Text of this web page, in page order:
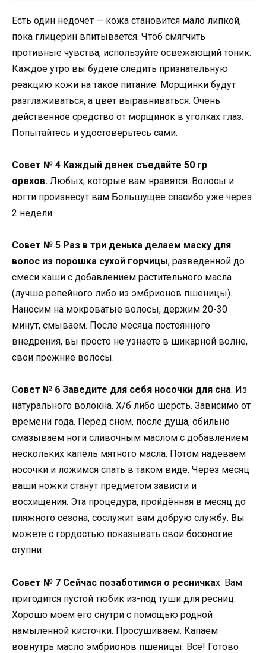
Есть один недочет — кожа становится мало липкой,
пока глицерин впитывается. Чтоб смягчить
противные чувства, используйте освежающий тоник.
Каждое утро вы будете следить признательную
реакцию кожи на такое питание. Морщинки будут
разглаживаться, а цвет выравниваться. Очень
действенное средство от морщинок в уголках глаз.
Попытайтесь и удостоверьтесь сами.
Совет № 4 Каждый денек съедайте 50 гр
орехов. Любых, которые вам нравятся. Волосы и
ногти произнесут вам Большущее спасибо уже через
2 недели.
Совет № 5 Раз в три денька делаем маску для
волос из порошка сухой горчицы, разведенной до
смеси каши с добавлением растительного масла
(лучше репейного либо из эмбрионов пшеницы).
Наносим на мокроватые волосы, держим 20-30
минут, смываем. После месяца постоянного
внедрения, вы просто не узнаете в шикарной волне,
свои прежние волосы.
Совет № 6 Заведите для себя носочки для сна. Из
натурального волокна. Х/б либо шерсть. Зависимо от
времени года. Перед сном, после душа, обильно
смазываем ноги сливочным маслом с добавлением
нескольких капель мятного масла. Потом надеваем
носочки и ложимся спать в таком виде. Через месяц
ваши ножки станут предметом зависти и
восхищения. Эта процедура, пройдённая в месяц до
пляжного сезона, сослужит вам добрую службу. Вы
можете с гордостью показывать свои босоногие
ступни.
Совет № 7 Сейчас позаботимся о ресничках. Вам
пригодится пустой тюбик из-под туши для ресниц.
Хорошо моем его снутри с помощью родной
намыленной кисточки. Просушиваем. Капаем
вовнутрь масло эмбрионов пшеницы. Все! Готово